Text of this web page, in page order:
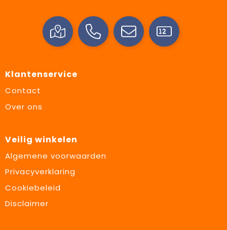
Klantenservice
Contact
Over ons
Veilig winkelen
Algemene voorwaarden
Privacyverklaring
Cookiebeleid
Disclaimer